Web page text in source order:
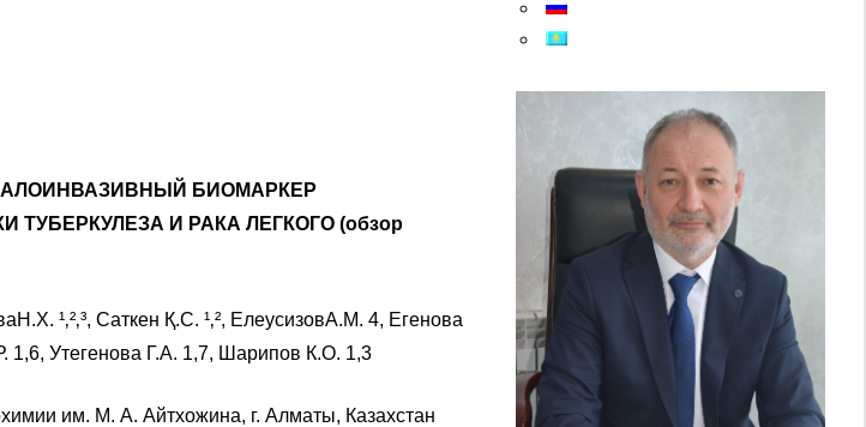
БИОМАРКЕР
ТУБЕРКУЛЕЗА И РАКА ЛЕГКОГО (обзор
¹‚²‚³, Саткен Қ.С. ¹‚², ЕлеусизовА.М. 4, Егенова
Утегенова Г.А. 1,7, Шарипов К.О. 1,3
им. М. А. Айтхожина, г. Алматы, Казахстан